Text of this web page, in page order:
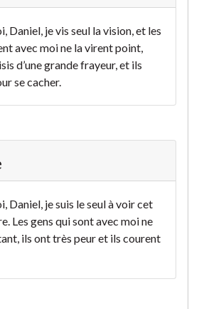
Daniel, je vis seul la vision, et les
avec moi ne la virent point,
d’une grande frayeur, et ils
se cacher.
Daniel, je suis le seul à voir cet
Les gens qui sont avec moi ne
ils ont très peur et ils courent